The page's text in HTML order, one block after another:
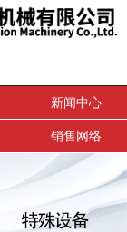
新闻中心
销售网络
搜索